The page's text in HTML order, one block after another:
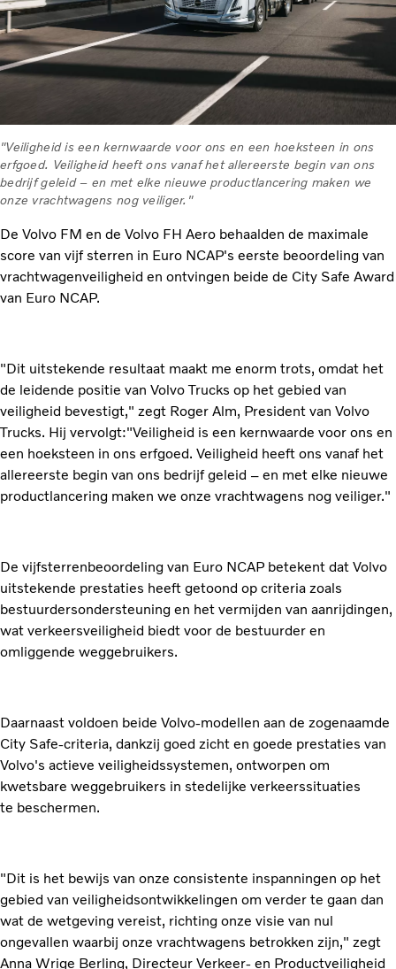
"Veiligheid is een kernwaarde voor ons en een hoeksteen in ons
erfgoed. Veiligheid heeft ons vanaf het allereerste begin van ons
bedrijf geleid – en met elke nieuwe productlancering maken we
onze vrachtwagens nog veiliger."
De Volvo FM en de Volvo FH Aero behaalden de maximale
score van vijf sterren in Euro NCAP's eerste beoordeling van
vrachtwagenveiligheid en ontvingen beide de City Safe Award
van Euro NCAP.
"Dit uitstekende resultaat maakt me enorm trots, omdat het
de leidende positie van Volvo Trucks op het gebied van
veiligheid bevestigt," zegt Roger Alm, President van Volvo
Trucks. Hij vervolgt:"Veiligheid is een kernwaarde voor ons en
een hoeksteen in ons erfgoed. Veiligheid heeft ons vanaf het
allereerste begin van ons bedrijf geleid – en met elke nieuwe
productlancering maken we onze vrachtwagens nog veiliger."
De vijfsterrenbeoordeling van Euro NCAP betekent dat Volvo
uitstekende prestaties heeft getoond op criteria zoals
bestuurdersondersteuning en het vermijden van aanrijdingen,
wat verkeersveiligheid biedt voor de bestuurder en
omliggende weggebruikers.
Daarnaast voldoen beide Volvo-modellen aan de zogenaamde
City Safe-criteria, dankzij goed zicht en goede prestaties van
Volvo's actieve veiligheidssystemen, ontworpen om
kwetsbare weggebruikers in stedelijke verkeerssituaties
te beschermen.
"Dit is het bewijs van onze consistente inspanningen op het
gebied van veiligheidsontwikkelingen om verder te gaan dan
wat de wetgeving vereist, richting onze visie van nul
ongevallen waarbij onze vrachtwagens betrokken zijn," zegt
Anna Wrige Berling, Directeur Verkeer- en Productveiligheid